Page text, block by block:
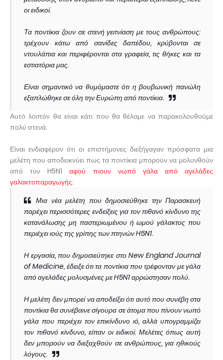
οι ειδικοί.
Τα ποντίκια ζουν σε στενή γειτνίαση με τους ανθρώπους:
τρέχουν κάτω από σανίδες δαπέδου, κρύβονται σε
ντουλάπια και περιφέρονται στα γραφεία, τις θήκες και τα
εστιατόρια μας.
Είναι σημαντικό να θυμόμαστε ότι η βουβωνική πανώλη
εξαπλώθηκε σε όλη την Ευρώπη από ποντίκια.
Αυτό λοιπόν θα είναι κάτι που θα θέλαμε να παρακολουθούμε
πολύ στενά.
Είναι ενδιαφέρον ότι οι επιστήμονες διεξήγαγαν πρόσφατα μια
μελέτη που αποδεικνύει πως τα ποντίκια μπορούν να μολυνθούν
από τον H5N1αφού πιουν νωπό γάλα από αγελάδες
γαλακτοπαραγωγής:
Μια νέα μελέτη που δημοσιεύθηκε την Παρασκευή
παρέχει περισσότερες ενδείξεις για τον πιθανό κίνδυνο της
κατανάλωσης μη παστεριωμένου ή ωμού γάλακτος που
περιέχει ιούς της γρίπης των πτηνών H5N1.
Η εργασία, που δημοσιεύτηκε στο New England Journal
of Medicine, έδειξε ότι τα ποντίκια που τρέφονταν με γάλα
από αγελάδες μολυσμένες με H5N1 αρρώστησαν πολύ.
Η μελέτη δεν μπορεί να αποδείξει ότι αυτό που συνέβη στα
ποντίκια θα συνέβαινε σίγουρα σε άτομα που πίνουν νωπό
γάλα που περιέχει τον επικίνδυνο ιό, αλλά υπογραμμίζει
τον πιθανό κίνδυνο, είπαν οι ειδικοί. Μελέτες όπως αυτή
δεν μπορούν να διεξαχθούν σε ανθρώπους, για ηθικούς
λόγους.